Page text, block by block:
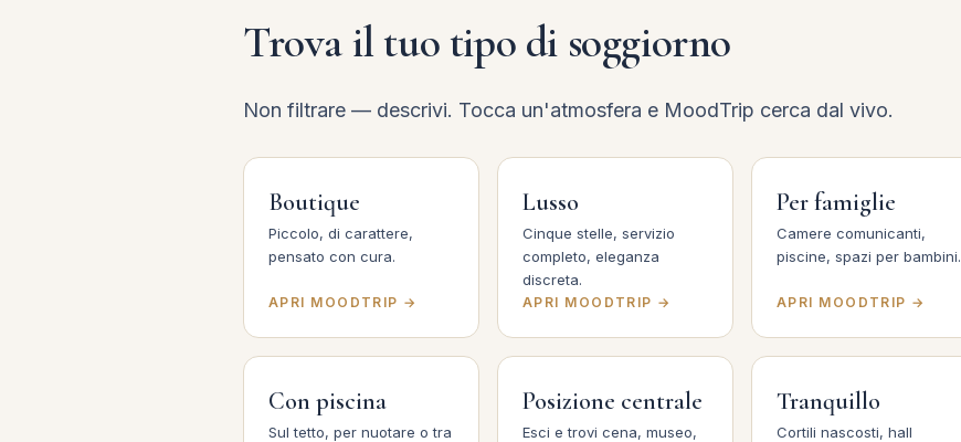
Trova il tuo tipo di soggiorno
Non filtrare — descrivi. Tocca un'atmosfera e MoodTrip cerca dal vivo.
Boutique
Piccolo, di carattere,
pensato con cura.
APRI MOODTRIP →
Lusso
Cinque stelle, servizio
completo, eleganza
discreta.
APRI MOODTRIP →
Per famiglie
Camere comunicanti,
piscine, spazi per bambini.
APRI MOODTRIP →
Con piscina
Sul tetto, per nuotare o tra
Posizione centrale
Esci e trovi cena, museo,
Tranquillo
Cortili nascosti, hall